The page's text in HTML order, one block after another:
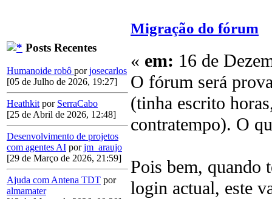
Posts Recentes
Humanoide robô porjosecarlos
[05 de Julho de 2026, 19:27]
Heathkit por SerraCabo
[25 de Abril de 2026, 12:48]
Desenvolvimento de projetos
com agentes AI porjm_araujo
[29 de Março de 2026, 21:59]
Ajuda com Antena TDT por
almamater
Migração do fórum
« em: 16 de
O fórum será
(tinha escrito
contratempo). O
Pois bem, quando
login actual, este